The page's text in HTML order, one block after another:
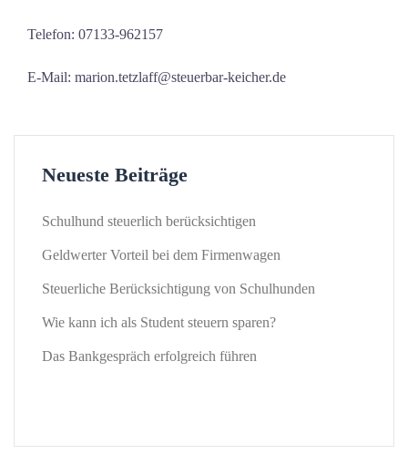
Telefon: 07133-962157
E-Mail: marion.tetzlaff@steuerbar-keicher.de
Neueste Beiträge
Schulhund steuerlich berücksichtigen
Geldwerter Vorteil bei dem Firmenwagen
Steuerliche Berücksichtigung von Schulhunden
Wie kann ich als Student steuern sparen?
Das Bankgespräch erfolgreich führen